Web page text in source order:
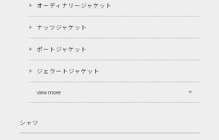
オーディナリージャケット
ナッツジャケット
ポートジャケット
ジェラートジャケット
view more
シャツ